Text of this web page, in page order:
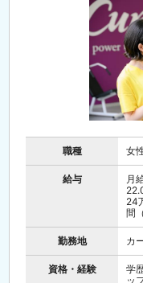
職種 女
給与
月
24
間
勤務地 カ
資格・経験
学
ッ